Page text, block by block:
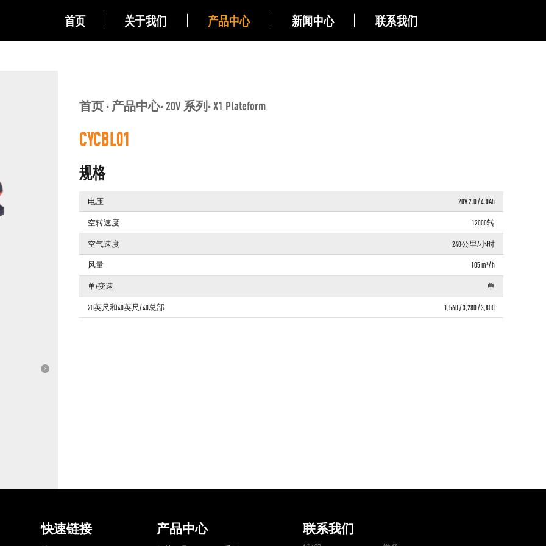
首页 关于我们 产品中心 新闻中心 联系我们
首页 产品中心 20V 系列 X1 Plateform
CYCBL01
规格
电压
空转速度
空气速度
风量
单/变速
20英尺和40英尺/ 40总部
20V 2.0 / 4.0Ah
12000转
240公里/小时
105 m³/ h
单
1,560 / 3,280 / 3,800
快速链接 产品中心 联系我们